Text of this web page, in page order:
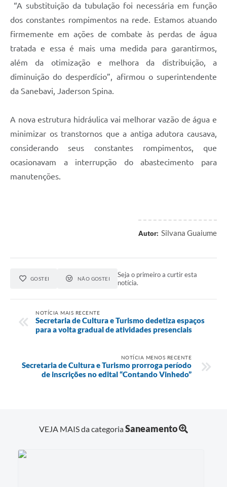
“A substituição da tubulação foi necessária em função
dos constantes rompimentos na rede. Estamos atuando
firmemente em ações de combate às perdas de água
tratada e essa é mais uma medida para garantirmos,
além da otimização e melhora da distribuição, a
diminuição do desperdício”, afirmou o superintendente
da Sanebavi, Jaderson Spina.
A nova estrutura hidráulica vai melhorar vazão de água e
minimizar os transtornos que a antiga adutora causava,
considerando seus constantes rompimentos, que
ocasionavam a interrupção do abastecimento para
manutenções.
Autor: Silvana Guaiume
GOSTEI NÃO GOSTEI
Seja o primeiro a curtir esta
notícia.
NOTÍCIA MAIS RECENTE
Secretaria de Cultura e Turismo dedetiza espaços
para a volta gradual de atividades presenciais
NOTÍCIA MENOS RECENTE
Secretaria de Cultura e Turismo prorroga período
de inscrições no edital “Contando Vinhedo”
VEJA MAIS da categoriaSaneamento